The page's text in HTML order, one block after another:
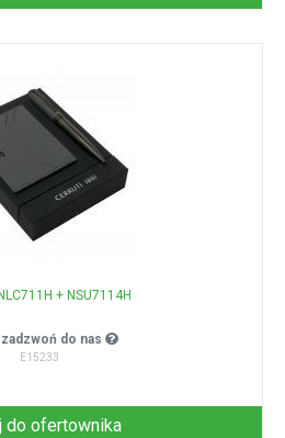
+ NSU7114H
do nas
E15233
do ofertownika